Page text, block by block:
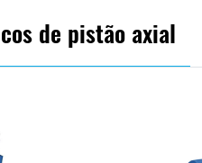
de pistão axial